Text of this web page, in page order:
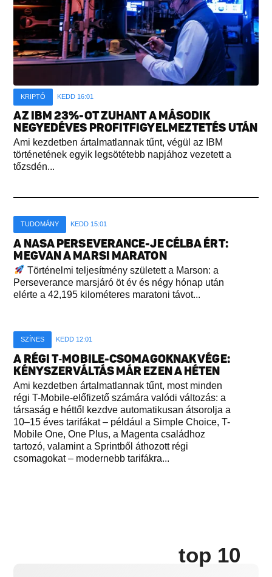
KRIPTÓ KEDD 16:01
AZ IBM 23%-OT ZUHANT A MÁSODIK
NEGYEDÉVES PROFITFIGYELMEZTETÉS UTÁN
Ami kezdetben ártalmatlannak tűnt, végül az IBM
történetének egyik legsötétebb napjához vezetett a
tőzsdén...
TUDOMÁNY KEDD 15:01
A NASA PERSEVERANCE-JE CÉLBA ÉRT:
MEGVAN A MARSI MARATON
Történelmi teljesítmény született a Marson: a
Perseverance marsjáró öt év és négy hónap után
elérte a 42,195 kilométeres maratoni távot...
SZÍNES KEDD 12:01
A RÉGI T‑MOBILE-CSOMAGOKNAK VÉGE:
KÉNYSZERVÁLTÁS MÁR EZEN A HÉTEN
Ami kezdetben ártalmatlannak tűnt, most minden
régi T-Mobile-előfizető számára valódi változás: a
társaság e héttől kezdve automatikusan átsorolja a
10–15 éves tarifákat – például a Simple Choice, T-
Mobile One, One Plus, a Magenta családhoz
tartozó, valamint a Sprintből áthozott régi
csomagokat – modernebb tarifákra...
top 10